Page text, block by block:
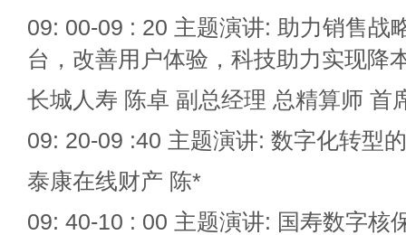
09: 00-09 : 20 主题演讲: 助力销售战
台，改善用户体验，科技助力实现降
长城人寿 陈卓 副总经理 总精算师 首
09: 20-09 :40 主题演讲: 数字化转型
泰康在线财产 陈*
09: 40-10 : 00 主题演讲: 国寿数字核